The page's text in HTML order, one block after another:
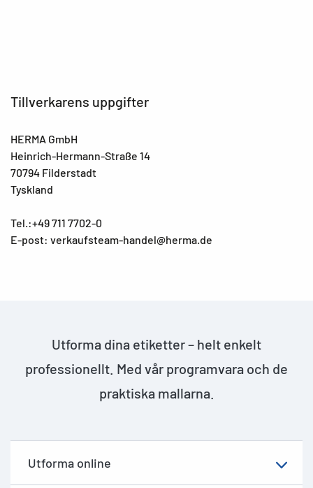
Tillverkarens uppgifter
HERMA GmbH
Heinrich-Hermann-Straße 14
70794 Filderstadt
Tyskland
Tel.:+49 711 7702-0
E-post: verkaufsteam-handel@herma.de
Utforma dina etiketter – helt enkelt
professionellt. Med vår programvara och de
praktiska mallarna.
Utforma online